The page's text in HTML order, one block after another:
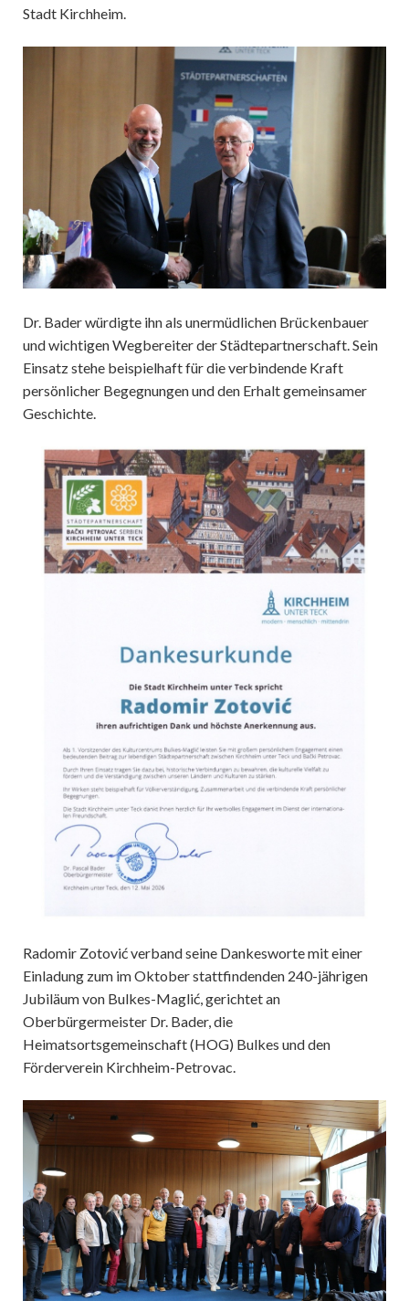
Stadt Kirchheim.
Dr. Bader würdigte ihn als unermüdlichen Brückenbauer
und wichtigen Wegbereiter der Städtepartnerschaft. Sein
Einsatz stehe beispielhaft für die verbindende Kraft
persönlicher Begegnungen und den Erhalt gemeinsamer
Geschichte.
Radomir Zotović verband seine Dankesworte mit einer
Einladung zum im Oktober stattfindenden 240-jährigen
Jubiläum von Bulkes-Maglić, gerichtet an
Oberbürgermeister Dr. Bader, die
Heimatsortsgemeinschaft (HOG) Bulkes und den
Förderverein Kirchheim-Petrovac.